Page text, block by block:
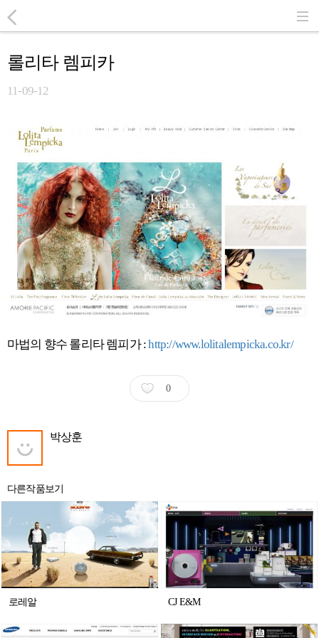
롤리타 렘피카
11-09-12
마법의 향수 롤리타 렘피가 :http://www.lolitalempicka.co.kr/
0
박상훈
다른작품보기
로레알 CJ E&M